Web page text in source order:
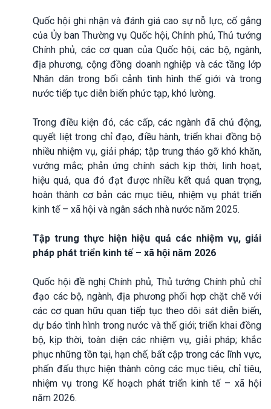
Quốc hội ghi nhận và đánh giá cao sự nỗ lực, cố gắng
của Ủy ban Thường vụ Quốc hội, Chính phủ, Thủ tướng
Chính phủ, các cơ quan của Quốc hội, các bộ, ngành,
địa phương, cộng đồng doanh nghiệp và các tầng lớp
Nhân dân trong bối cảnh tình hình thế giới và trong
nước tiếp tục diễn biến phức tạp, khó lường.
Trong điều kiện đó, các cấp, các ngành đã chủ động,
quyết liệt trong chỉ đạo, điều hành, triển khai đồng bộ
nhiều nhiệm vụ, giải pháp; tập trung tháo gỡ khó khăn,
vướng mắc; phản ứng chính sách kịp thời, linh hoạt,
hiệu quả, qua đó đạt được nhiều kết quả quan trọng,
hoàn thành cơ bản các mục tiêu, nhiệm vụ phát triển
kinh tế – xã hội và ngân sách nhà nước năm 2025.
Tập trung thực hiện hiệu quả các nhiệm vụ, giải
pháp phát triển kinh tế – xã hội năm 2026
Quốc hội đề nghị Chính phủ, Thủ tướng Chính phủ chỉ
đạo các bộ, ngành, địa phương phối hợp chặt chẽ với
các cơ quan hữu quan tiếp tục theo dõi sát diễn biến,
dự báo tình hình trong nước và thế giới; triển khai đồng
bộ, kịp thời, toàn diện các nhiệm vụ, giải pháp; khắc
phục những tồn tại, hạn chế, bất cập trong các lĩnh vực,
phấn đấu thực hiện thành công các mục tiêu, chỉ tiêu,
nhiệm vụ trong Kế hoạch phát triển kinh tế – xã hội
năm 2026.